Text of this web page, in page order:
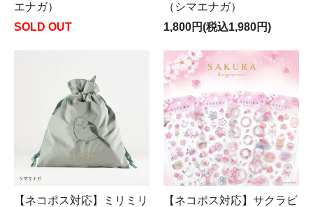
エナガ）
SOLD OUT
（シマエナガ）
1,800円(税込1,980円)
【ネコポス対応】ミリミリ
【ネコポス対応】サクラビ